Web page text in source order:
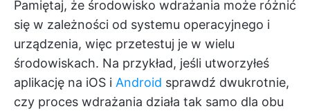
Pamiętaj, że środowisko wdrażania może różnić
się w zależności od systemu operacyjnego i
urządzenia, więc przetestuj je w wielu
środowiskach. Na przykład, jeśli utworzyłeś
aplikację na iOS i Android sprawdź dwukrotnie,
czy proces wdrażania działa tak samo dla obu